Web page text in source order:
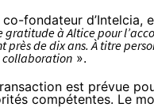
co-fondateur
gratitude à Altice pour
près de dix ans. À titre
collaboration ».
est prévue
compétentes. Le